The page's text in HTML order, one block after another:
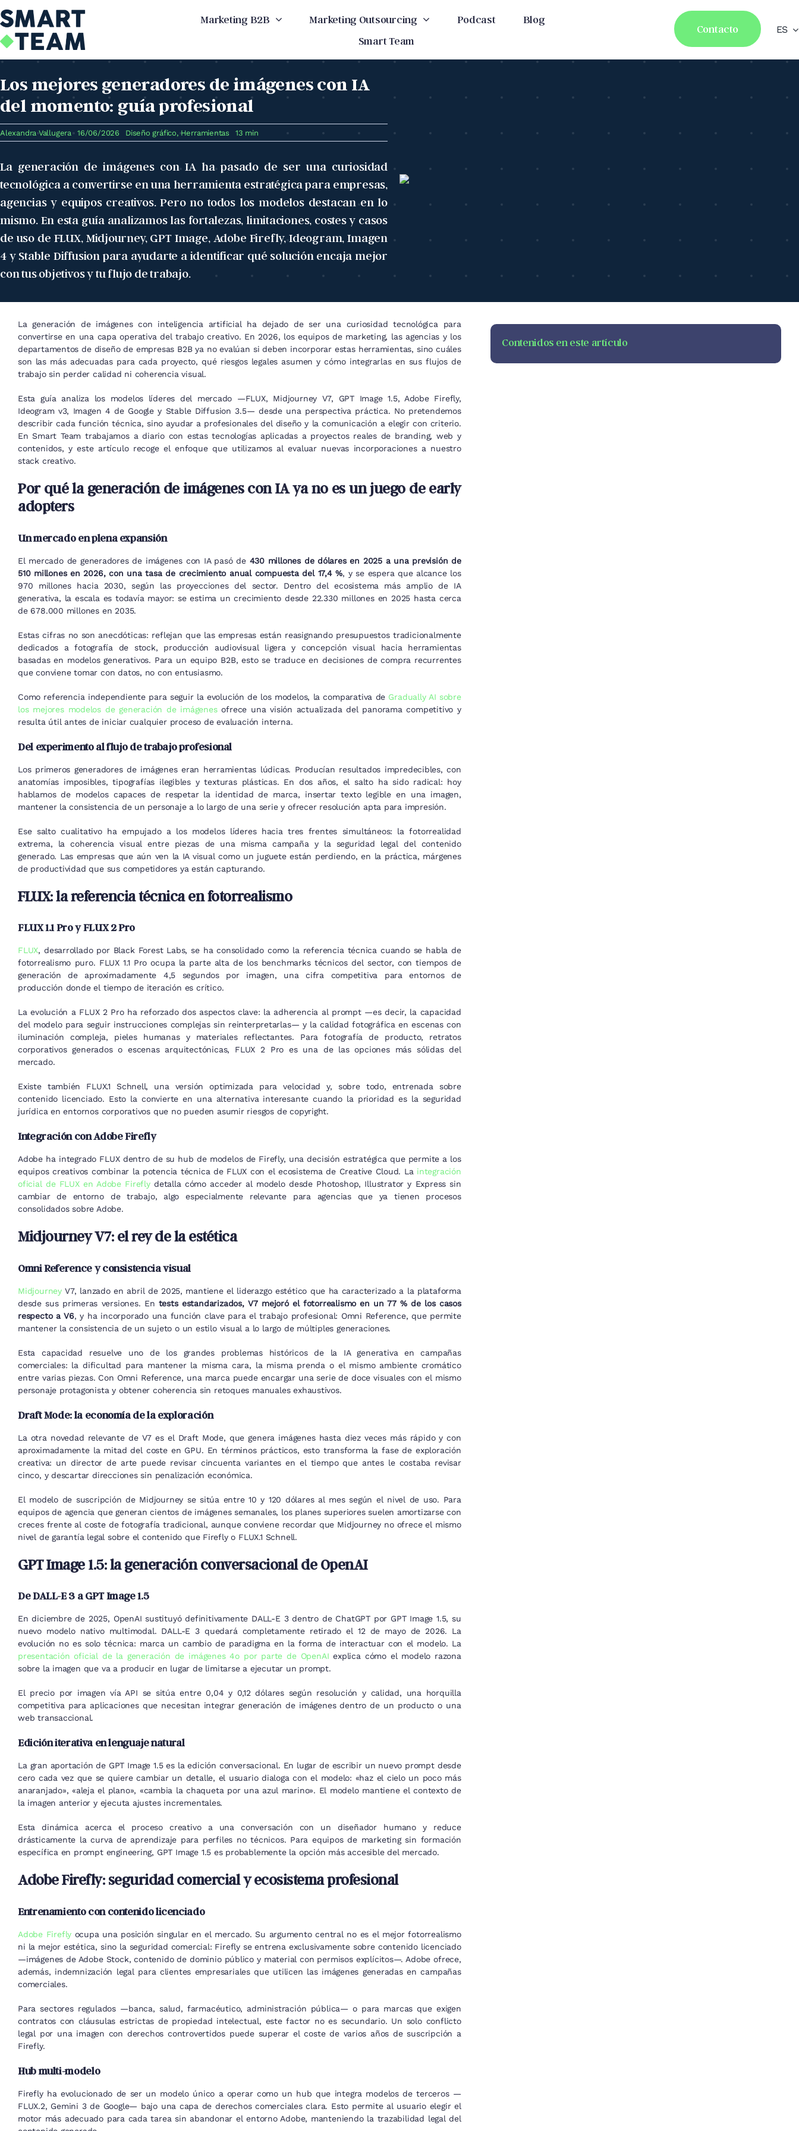
to
content
Marketing B2B Marketing Outsourcing Podcast
Blog
Smart Team
Contacto ES
Los mejores generadores de imágenes con IA
del momento: guía profesional
Alexandra Vallugera 16/06/2026 Diseño gráfico,Herramientas 13 min
La generación de imágenes con IA ha pasado de ser una curiosidad
tecnológica a convertirse en una herramienta estratégica para empresas,
agencias y equipos creativos. Pero no todos los modelos destacan en lo
mismo. En esta guía analizamos las fortalezas, limitaciones, costes y casos
de uso de FLUX, Midjourney, GPT Image, Adobe Firefly, Ideogram, Imagen
4 y Stable Diffusion para ayudarte a identificar qué solución encaja mejor
con tus objetivos y tu flujo de trabajo.
La generación de imágenes con inteligencia artificial ha dejado de ser una curiosidad tecnológica para
convertirse en una capa operativa del trabajo creativo. En 2026, los equipos de marketing, las agencias y los
departamentos de diseño de empresas B2B ya no evalúan si deben incorporar estas herramientas, sino cuáles
son las más adecuadas para cada proyecto, qué riesgos legales asumen y cómo integrarlas en sus flujos de
trabajo sin perder calidad ni coherencia visual.
Esta guía analiza los modelos líderes del mercado —FLUX, Midjourney V7, GPT Image 1.5, Adobe Firefly,
Ideogram v3, Imagen 4 de Google y Stable Diffusion 3.5— desde una perspectiva práctica. No pretendemos
describir cada función técnica, sino ayudar a profesionales del diseño y la comunicación a elegir con criterio.
En Smart Team trabajamos a diario con estas tecnologías aplicadas a proyectos reales de branding, web y
contenidos, y este artículo recoge el enfoque que utilizamos al evaluar nuevas incorporaciones a nuestro
stack creativo.
Por qué la generación de imágenes con IA ya no es un juego de early
adopters
Un mercado en plena expansión
El mercado de generadores de imágenes con IA pasó de 430 millones de dólares en 2025 a una previsión de
510 millones en 2026, con una tasa de crecimiento anual compuesta del 17,4 %, y se espera que alcance los
970 millones hacia 2030, según las proyecciones del sector. Dentro del ecosistema más amplio de IA
generativa, la escala es todavía mayor: se estima un crecimiento desde 22.330 millones en 2025 hasta cerca
de 678.000 millones en 2035.
Estas cifras no son anecdóticas: reflejan que las empresas están reasignando presupuestos tradicionalmente
dedicados a fotografía de stock, producción audiovisual ligera y concepción visual hacia herramientas
basadas en modelos generativos. Para un equipo B2B, esto se traduce en decisiones de compra recurrentes
que conviene tomar con datos, no con entusiasmo.
Como referencia independiente para seguir la evolución de los modelos, la comparativa de Gradually AI sobre
los mejores modelos de generación de imágenesofrece una visión actualizada del panorama competitivo y
resulta útil antes de iniciar cualquier proceso de evaluación interna.
Del experimento al flujo de trabajo profesional
Los primeros generadores de imágenes eran herramientas lúdicas. Producían resultados impredecibles, con
anatomías imposibles, tipografías ilegibles y texturas plásticas. En dos años, el salto ha sido radical: hoy
hablamos de modelos capaces de respetar la identidad de marca, insertar texto legible en una imagen,
mantener la consistencia de un personaje a lo largo de una serie y ofrecer resolución apta para impresión.
Ese salto cualitativo ha empujado a los modelos líderes hacia tres frentes simultáneos: la fotorrealidad
extrema, la coherencia visual entre piezas de una misma campaña y la seguridad legal del contenido
generado. Las empresas que aún ven la IA visual como un juguete están perdiendo, en la práctica, márgenes
de productividad que sus competidores ya están capturando.
FLUX: la referencia técnica en fotorrealismo
FLUX 1.1 Pro y FLUX 2 Pro
FLUX, desarrollado por Black Forest Labs, se ha consolidado como la referencia técnica cuando se habla de
fotorrealismo puro. FLUX 1.1 Pro ocupa la parte alta de los benchmarks técnicos del sector, con tiempos de
generación de aproximadamente 4,5 segundos por imagen, una cifra competitiva para entornos de
producción donde el tiempo de iteración es crítico.
La evolución a FLUX 2 Pro ha reforzado dos aspectos clave: la adherencia al prompt —es decir, la capacidad
del modelo para seguir instrucciones complejas sin reinterpretarlas— y la calidad fotográfica en escenas con
iluminación compleja, pieles humanas y materiales reflectantes. Para fotografía de producto, retratos
corporativos generados o escenas arquitectónicas, FLUX 2 Pro es una de las opciones más sólidas del
mercado.
Existe también FLUX.1 Schnell, una versión optimizada para velocidad y, sobre todo, entrenada sobre
contenido licenciado. Esto la convierte en una alternativa interesante cuando la prioridad es la seguridad
jurídica en entornos corporativos que no pueden asumir riesgos de copyright.
Integración con Adobe Firefly
Adobe ha integrado FLUX dentro de su hub de modelos de Firefly, una decisión estratégica que permite a los
equipos creativos combinar la potencia técnica de FLUX con el ecosistema de Creative Cloud. La integración
oficial de FLUX en Adobe Fireflydetalla cómo acceder al modelo desde Photoshop, Illustrator y Express sin
cambiar de entorno de trabajo, algo especialmente relevante para agencias que ya tienen procesos
consolidados sobre Adobe.
Midjourney V7: el rey de la estética
Omni Reference y consistencia visual
MidjourneyV7, lanzado en abril de 2025, mantiene el liderazgo estético que ha caracterizado a la plataforma
desde sus primeras versiones. En tests estandarizados, V7 mejoró el fotorrealismo en un 77 % de los casos
respecto a V6, y ha incorporado una función clave para el trabajo profesional: Omni Reference, que permite
mantener la consistencia de un sujeto o un estilo visual a lo largo de múltiples generaciones.
Esta capacidad resuelve uno de los grandes problemas históricos de la IA generativa en campañas
comerciales: la dificultad para mantener la misma cara, la misma prenda o el mismo ambiente cromático
entre varias piezas. Con Omni Reference, una marca puede encargar una serie de doce visuales con el mismo
personaje protagonista y obtener coherencia sin retoques manuales exhaustivos.
Draft Mode: la economía de la exploración
La otra novedad relevante de V7 es el Draft Mode, que genera imágenes hasta diez veces más rápido y con
aproximadamente la mitad del coste en GPU. En términos prácticos, esto transforma la fase de exploración
creativa: un director de arte puede revisar cincuenta variantes en el tiempo que antes le costaba revisar
cinco, y descartar direcciones sin penalización económica.
El modelo de suscripción de Midjourney se sitúa entre 10 y 120 dólares al mes según el nivel de uso. Para
equipos de agencia que generan cientos de imágenes semanales, los planes superiores suelen amortizarse con
creces frente al coste de fotografía tradicional, aunque conviene recordar que Midjourney no ofrece el mismo
nivel de garantía legal sobre el contenido que Firefly o FLUX.1 Schnell.
GPT Image 1.5: la generación conversacional de OpenAI
De DALL-E 3 a GPT Image 1.5
En diciembre de 2025, OpenAI sustituyó definitivamente DALL-E 3 dentro de ChatGPT por GPT Image 1.5, su
nuevo modelo nativo multimodal. DALL-E 3 quedará completamente retirado el 12 de mayo de 2026. La
evolución no es solo técnica: marca un cambio de paradigma en la forma de interactuar con el modelo. La
presentación oficial de la generación de imágenes 4o por parte de OpenAI explica cómo el modelo razona
sobre la imagen que va a producir en lugar de limitarse a ejecutar un prompt.
El precio por imagen vía API se sitúa entre 0,04 y 0,12 dólares según resolución y calidad, una horquilla
competitiva para aplicaciones que necesitan integrar generación de imágenes dentro de un producto o una
web transaccional.
Edición iterativa en lenguaje natural
La gran aportación de GPT Image 1.5 es la edición conversacional. En lugar de escribir un nuevo prompt desde
cero cada vez que se quiere cambiar un detalle, el usuario dialoga con el modelo: «haz el cielo un poco más
anaranjado», «aleja el plano», «cambia la chaqueta por una azul marino». El modelo mantiene el contexto de
la imagen anterior y ejecuta ajustes incrementales.
Esta dinámica acerca el proceso creativo a una conversación con un diseñador humano y reduce
drásticamente la curva de aprendizaje para perfiles no técnicos. Para equipos de marketing sin formación
específica en prompt engineering, GPT Image 1.5 es probablemente la opción más accesible del mercado.
Adobe Firefly: seguridad comercial y ecosistema profesional
Entrenamiento con contenido licenciado
Adobe Firefly ocupa una posición singular en el mercado. Su argumento central no es el mejor fotorrealismo
ni la mejor estética, sino la seguridad comercial: Firefly se entrena exclusivamente sobre contenido licenciado
—imágenes de Adobe Stock, contenido de dominio público y material con permisos explícitos—. Adobe ofrece,
además, indemnización legal para clientes empresariales que utilicen las imágenes generadas en campañas
comerciales.
Para sectores regulados —banca, salud, farmacéutico, administración pública— o para marcas que exigen
contratos con cláusulas estrictas de propiedad intelectual, este factor no es secundario. Un solo conflicto
legal por una imagen con derechos controvertidos puede superar el coste de varios años de suscripción a
Firefly.
Hub multi-modelo
Firefly ha evolucionado de ser un modelo único a operar como un hub que integra modelos de terceros —
FLUX.2, Gemini 3 de Google— bajo una capa de derechos comerciales clara. Esto permite al usuario elegir el
motor más adecuado para cada tarea sin abandonar el entorno Adobe, manteniendo la trazabilidad legal del
Contenidos en este artículo